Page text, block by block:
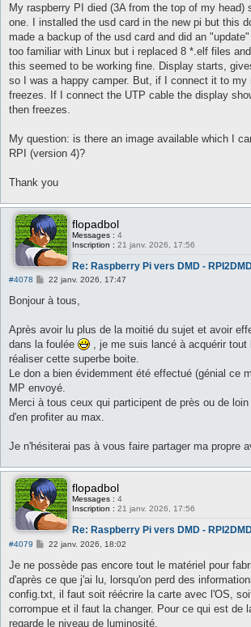
My raspberry PI died (3A from the top of my head)
one. I installed the usd card in the new pi but this
made a backup of the usd card and did an
too familiar with Linux but i replaced 8 *.elf files
this seemed to be working fine. Display starts,
so I was a happy camper. But, if I connect it to my
freezes. If I connect the UTP cable the display
then freezes.
My question: is there an image available which I
RPI (version 4)?
Thank you
flopadbol
Messages : 4
Inscription : 21 janv. 2026, 17:56
Re: Raspberry Pi vers DMD -
#4078
M
s
g
22 janv. 2026, 17:47
Bonjour à tous,
Après avoir lu plus de la moitié du sujet et avoir
dans la foulée
, je me suis lancé à acquérir tout
réaliser cette superbe boite.
Le don a bien évidemment été effectué (génial ce
MP envoyé.
Merci à tous ceux qui participent de près ou de
d'en profiter au max.
Je n'hésiterai pas à vous faire partager ma propre
flopadbol
Messages : 4
Inscription : 21 janv. 2026, 17:56
Re: Raspberry Pi vers DMD -
#4079
M
s
a
g
22 janv. 2026, 18:02
Je ne possède pas encore tout le matériel pour
d'après ce que j'ai lu, lorsqu'on perd des
config.txt, il faut soit réécrire la carte avec l'OS,
corrompue et il faut la changer. Pour ce qui est de
regarde le niveau de luminosité.